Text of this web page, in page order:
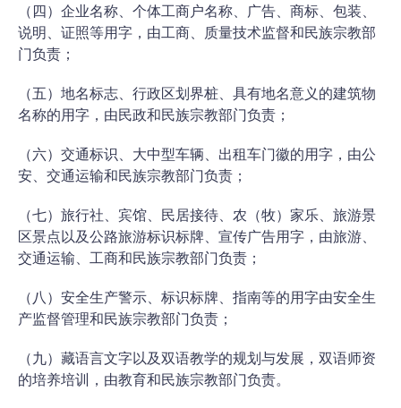
（四）企业名称、个体工商户名称、广告、商标、包装、
说明、证照等用字，由工商、质量技术监督和民族宗教部
门负责；
（五）地名标志、行政区划界桩、具有地名意义的建筑物
名称的用字，由民政和民族宗教部门负责；
（六）交通标识、大中型车辆、出租车门徽的用字，由公
安、交通运输和民族宗教部门负责；
（七）旅行社、宾馆、民居接待、农（牧）家乐、旅游景
区景点以及公路旅游标识标牌、宣传广告用字，由旅游、
交通运输、工商和民族宗教部门负责；
（八）安全生产警示、标识标牌、指南等的用字由安全生
产监督管理和民族宗教部门负责；
（九）藏语言文字以及双语教学的规划与发展，双语师资
的培养培训，由教育和民族宗教部门负责。